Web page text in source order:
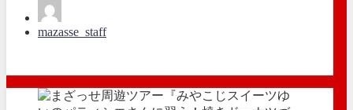
mazasse_staff